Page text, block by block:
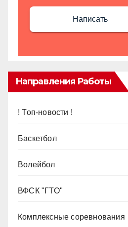
Написать
Направления Работы
! Топ-новости !
Баскетбол
Волейбол
ВФСК "ГТО"
Комплексные соревнования